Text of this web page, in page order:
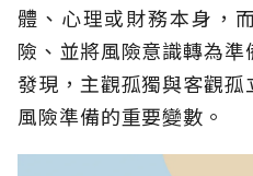
體、心理或財務本身，
險、並將風險意識轉為
發現，主觀孤獨與客觀
風險準備的重要變數。